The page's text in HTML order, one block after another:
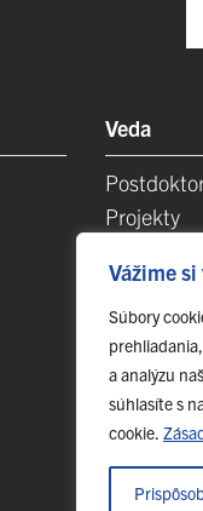
Vážime
Súbory
a analýzu
súhlasíte s
cookie.
Veda
Projekty
TIP-UPJŠ
Vedecké